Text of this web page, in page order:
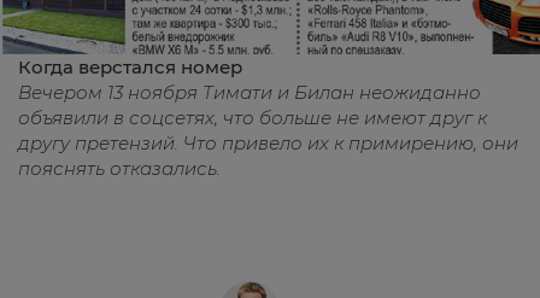
Когда верстался номер
Вечером 13 ноября Тимати и Билан неожиданно
объявили в соцсетях, что больше не имеют друг к
другу претензий. Что привело их к примирению, они
пояснять отказались.